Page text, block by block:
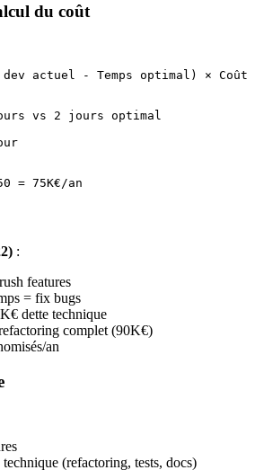
du coût
dev actuel - Temps optimal) ×
vs 2 jours optimal
:
features
= fix bugs
dette technique
complet (90K€)
an
(refactoring, tests, docs)